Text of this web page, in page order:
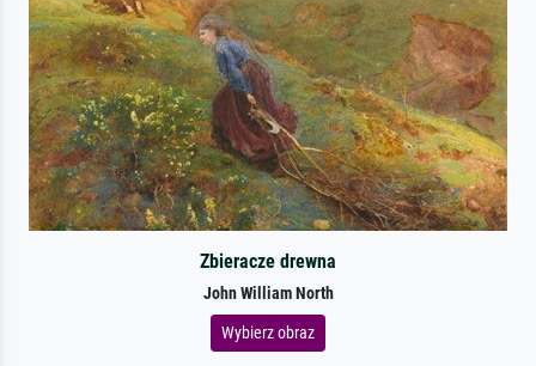
Zbieracze drewna
John William North
Wybierz obraz